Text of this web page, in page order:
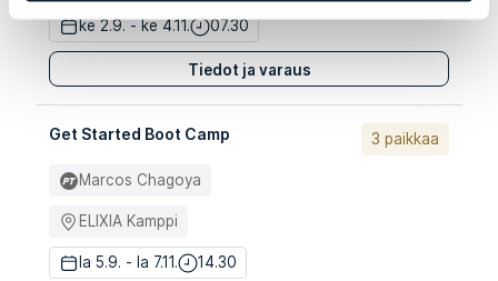
ke 2.9. - ke 4.11. 07.30
Tiedot ja varaus
Get Started Boot Camp
Marcos Chagoya
ELIXIA Kamppi
la 5.9. - la 7.11. 14.30
3 paikkaa